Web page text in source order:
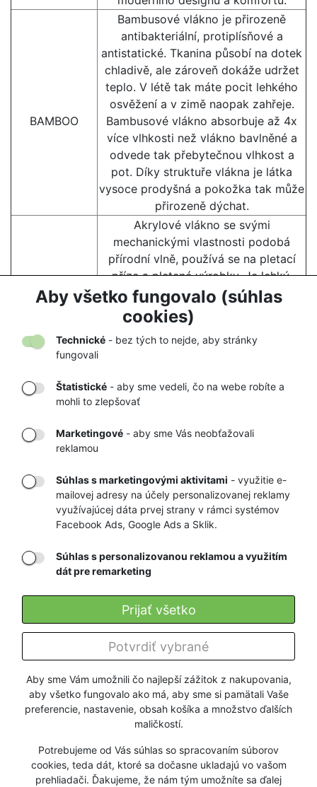
Aby všetko fungovalo (súhlas
cookies)
Aby sme Vám umožnili čo najlepší zážitok z nakupovania,
aby všetko fungovalo ako má, aby sme si pamätali Vaše
preferencie, nastavenie, obsah košíka a množstvo ďalších
maličkostí.
Potrebujeme od Vás súhlas so spracovaním súborov
cookies, teda dát, ktoré sa dočasne ukladajú vo vašom
prehliadači. Ďakujeme, že nám tým umožníte sa ďalej
Technické - bez tých to nejde, aby stránky
fungovali
Štatistické - aby sme vedeli, čo na webe robíte a
mohli to zlepšovať
Marketingové - aby sme Vás neobťažovali
reklamou
Súhlas s marketingovými aktivitami - využitie e-
mailovej adresy na účely personalizovanej reklamy
využívajúcej dáta prvej strany v rámci systémov
Facebook Ads, Google Ads a Sklik.
Súhlas s personalizovanou reklamou a využitím
dát pre remarketing
Potvrdiť vybrané
Prijať všetko
BAMBOO
Bambusové vlákno je přirozeně
antibakteriální, protiplísňové a
antistatické. Tkanina působí na dotek
chladivě, ale zároveň dokáže udržet
teplo. V létě tak máte pocit lehkého
osvěžení a v zimě naopak zahřeje.
Bambusové vlákno absorbuje až 4x
více vlhkosti než vlákno bavlněné a
odvede tak přebytečnou vlhkost a
pot. Díky struktuře vlákna je látka
vysoce prodyšná a pokožka tak může
přirozeně dýchat.
Akrylové vlákno se svými
mechanickými vlastnosti podobá
přírodní vlně, používá se na pletací
příze a pletené výrobky. Je lehký,
rychle schne, nemačká se, je odolný
proti skvrnám a na rozdíl od vlny
nekouše.
DORUČENIE
TOVARU AŽ K
VÁM DOMOV
OBCHOD
RÝCHLE
DORUČENIE
GARANCIA
VRÁTENIA PEŇAZÍ
Firmy a organizácie